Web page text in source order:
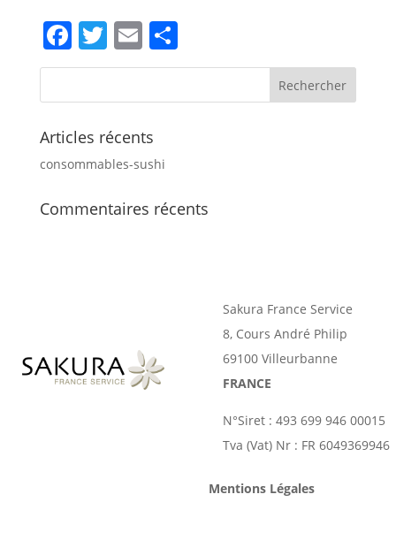
Facebook
Twitter
EmailPartager
Articles récents
consommables-sushi
Commentaires récents
Sakura France Service
8, Cours André Philip
69100 Villeurbanne
FRANCE
N°Siret : 493 699 946 00015
Tva (Vat) Nr : FR 6049369946
Mentions Légales